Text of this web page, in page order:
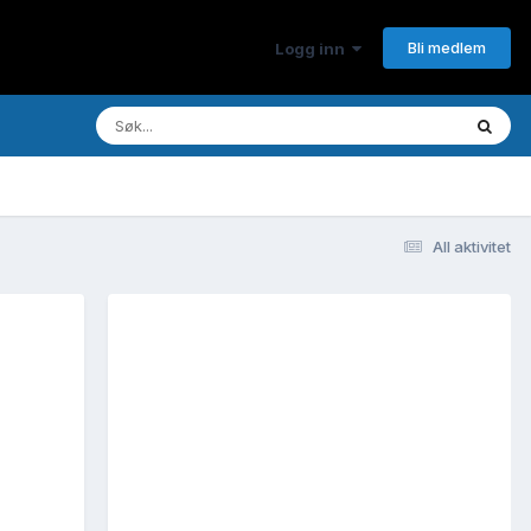
Logg inn Bli medlem
All aktivitet